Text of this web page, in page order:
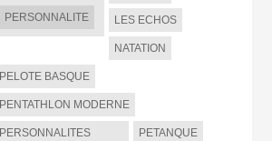
PERSONNALITE
LES ECHOS
NATATION
PELOTE BASQUE
PENTATHLON MODERNE
PERSONNALITES
PETANQUE